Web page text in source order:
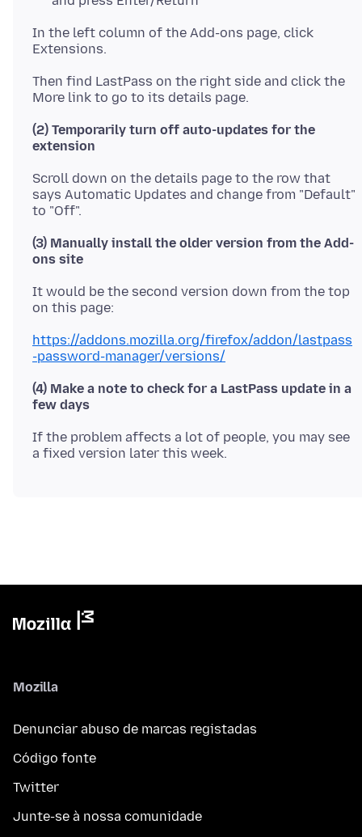
In the left column of the Add-ons page, click
Then find LastPass on the right side and click the
(2) Temporarily turn off auto-updates for the
extension
Scroll down on the details page to the row that
says Automatic Updates and change from "Default"
(3) Manually install the older version from the Add-
ons site
It would be the second version down from the top
https://addons.mozilla.org/firefox/addon/lastpass
-password-manager/versions/
(4) Make a note to check for a LastPass update in a
few days
If the problem affects a lot of people, you may see
Mozilla
Denunciar abuso de marcas registadas
Código fonte
Twitter
Junte-se à nossa comunidade